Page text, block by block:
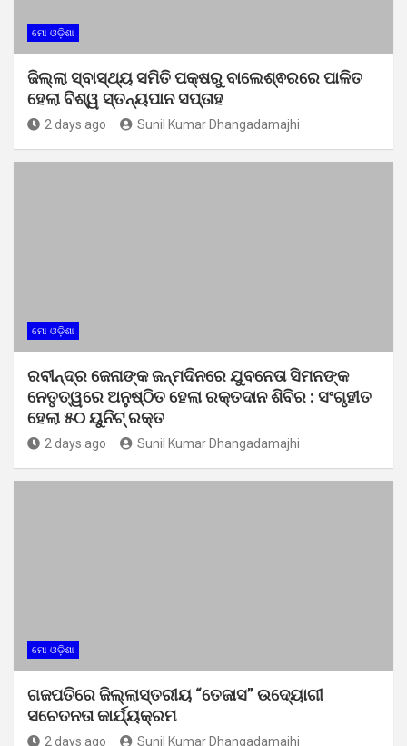
ମୋ ଓଡ଼ିଶା
ଜିଲ୍ଲା ସ୍ବାସ୍ଥ୍ୟ ସମିତି ପକ୍ଷରୁ ବାଲେଶ୍ଵରରେ ପାଳିତ
ହେଲା ବିଶ୍ୱ ସ୍ତନ୍ୟପାନ ସପ୍ତାହ
2 days ago Sunil Kumar Dhangadamajhi
ମୋ ଓଡ଼ିଶା
ରବୀନ୍ଦ୍ର ଜେନାଙ୍କ ଜନ୍ମଦିନରେ ଯୁବନେତା ସିମନଙ୍କ
ନେତୃତ୍ୱରେ ଅନୁଷ୍ଠିତ ହେଲା ରକ୍ତଦାନ ଶିବିର : ସଂଗୃହୀତ
ହେଲା ୫୦ ୟୁନିଟ୍ ରକ୍ତ
2 days ago Sunil Kumar Dhangadamajhi
ମୋ ଓଡ଼ିଶା
ଗଜପତିରେ ଜିଲ୍ଲାସ୍ତରୀୟ “ତେଜାସ” ଉଦ୍ୟୋଗୀ
ସଚେତନତା କାର୍ଯ୍ୟକ୍ରମ
2 days ago Sunil Kumar Dhangadamajhi